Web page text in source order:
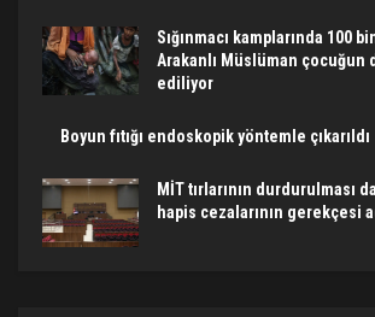
Sığınmacı kamplarında 100
Arakanlı Müslüman çocuğun
ediliyor
Boyun fıtığı endoskopik yöntemle çıkarıldı
MİT tırlarının durdurulması
hapis cezalarının gerekçesi